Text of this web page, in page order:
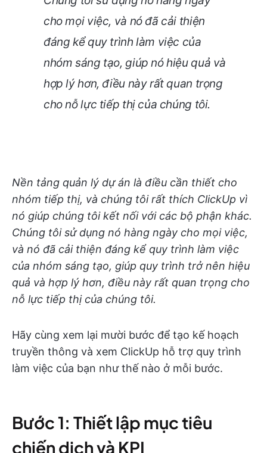
cho mọi việc, và nó đã cải thiện
đáng kể quy trình làm việc của
nhóm sáng tạo, giúp nó hiệu quả và
hợp lý hơn, điều này rất quan trọng
cho nỗ lực tiếp thị của chúng tôi.
Nền tảng quản lý dự án là điều cần thiết cho
nhóm tiếp thị, và chúng tôi rất thích ClickUp vì
nó giúp chúng tôi kết nối với các bộ phận khác.
Chúng tôi sử dụng nó hàng ngày cho mọi việc,
và nó đã cải thiện đáng kể quy trình làm việc
của nhóm sáng tạo, giúp quy trình trở nên hiệu
quả và hợp lý hơn, điều này rất quan trọng cho
nỗ lực tiếp thị của chúng tôi.
Hãy cùng xem lại mười bước để tạo kế hoạch
truyền thông và xem ClickUp hỗ trợ quy trình
làm việc của bạn như thế nào ở mỗi bước.
Bước 1: Thiết lập mục tiêu
chiến dịch và KPI